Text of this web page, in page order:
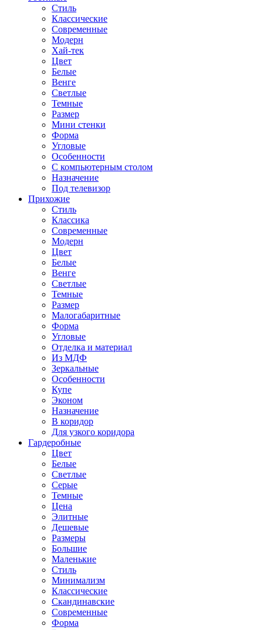
Стиль
Классические
Современные
Модерн
Хай-тек
Цвет
Белые
Венге
Светлые
Темные
Размер
Мини стенки
Форма
Угловые
Особенности
С компьютерным столом
Назначение
Под телевизор
Прихожие
Стиль
Классика
Современные
Модерн
Цвет
Белые
Венге
Светлые
Темные
Размер
Малогабаритные
Форма
Угловые
Отделка и материал
Из МДФ
Зеркальные
Особенности
Купе
Эконом
Назначение
В коридор
Для узкого коридора
Гардеробные
Цвет
Белые
Светлые
Серые
Темные
Цена
Элитные
Дешевые
Размеры
Большие
Маленькие
Стиль
Минимализм
Классические
Скандинавские
Современные
Форма